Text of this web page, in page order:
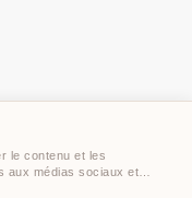
le contenu et les
aux médias sociaux et